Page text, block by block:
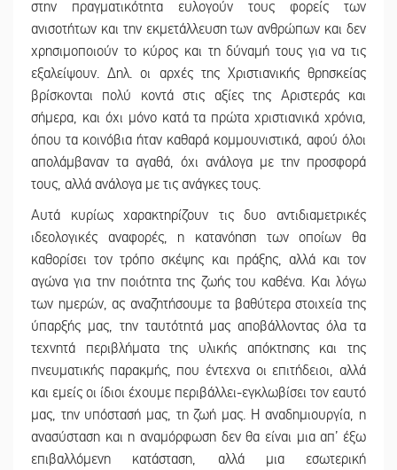
στην πραγματικότητα ευλογούν τους φορείς των
ανισοτήτων και την εκμετάλλευση των ανθρώπων και δεν
χρησιμοποιούν το κύρος και τη δύναμή τους για να τις
εξαλείψουν. Δηλ. οι αρχές της Χριστιανικής θρησκείας
βρίσκονται πολύ κοντά στις αξίες της Αριστεράς και
σήμερα, και όχι μόνο κατά τα πρώτα χριστιανικά χρόνια,
όπου τα κοινόβια ήταν καθαρά κομμουνιστικά, αφού όλοι
απολάμβαναν τα αγαθά, όχι ανάλογα με την προσφορά
τους, αλλά ανάλογα με τις ανάγκες τους.
Αυτά κυρίως χαρακτηρίζουν τις δυο αντιδιαμετρικές
ιδεολογικές αναφορές, η κατανόηση των οποίων θα
καθορίσει τον τρόπο σκέψης και πράξης, αλλά και τον
αγώνα για την ποιότητα της ζωής του καθένα. Και λόγω
των ημερών, ας αναζητήσουμε τα βαθύτερα στοιχεία της
ύπαρξής μας, την ταυτότητά μας αποβάλλοντας όλα τα
τεχνητά περιβλήματα της υλικής απόκτησης και της
πνευματικής παρακμής, που έντεχνα οι επιτήδειοι, αλλά
και εμείς οι ίδιοι έχουμε περιβάλλει-εγκλωβίσει τον εαυτό
μας, την υπόστασή μας, τη ζωή μας. Η αναδημιουργία, η
ανασύσταση και η αναμόρφωση δεν θα είναι μια απ’ έξω
επιβαλλόμενη κατάσταση, αλλά μια εσωτερική